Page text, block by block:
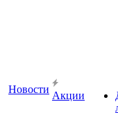
Новости
Акции